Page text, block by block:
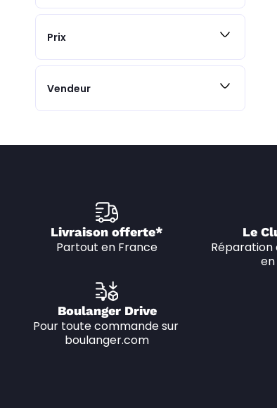
Prix
Vendeur
Livraison offerte*
Partout en France
Le
Réparation
Boulanger Drive
Pour toute commande sur
boulanger.com